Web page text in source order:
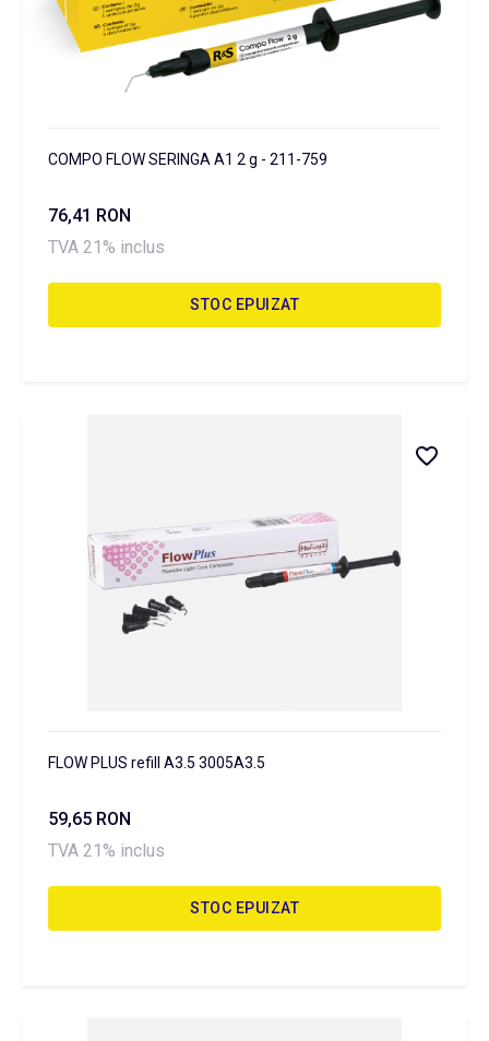
COMPO FLOW SERINGA A1 2 g - 211-759
76,41 RON
TVA 21% inclus
STOC EPUIZAT
FLOW PLUS refill A3.5 3005A3.5
59,65 RON
TVA 21% inclus
STOC EPUIZAT